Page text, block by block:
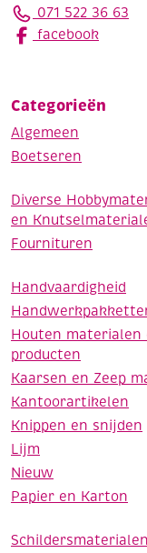
071 522 36 63
facebook
Categorieën
Algemeen
Boetseren
Diverse
en
Fournituren
Handvaardigheid
Houten materialen
producten
Kaarsen en Zeep
Kantoorartikelen
Knippen en snijden
Lijm
Nieuw
Papier en Karton
Schildersmaterialen